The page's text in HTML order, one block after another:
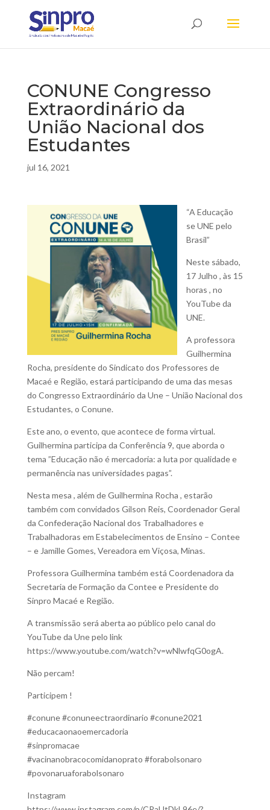
CONUNE Congresso
Extraordinário da
União Nacional dos
Estudantes
jul 16, 2021
“A Educação
se UNE pelo
Brasil”
Neste sábado,
17 Julho , às 15
horas , no
YouTube da
UNE.
A professora
Guilhermina
Rocha, presidente do Sindicato dos Professores de
Macaé e Região, estará participando de uma das mesas
do Congresso Extraordinário da Une – União Nacional dos
Estudantes, o Conune.
Este ano, o evento, que acontece de forma virtual.
Guilhermina participa da Conferência 9, que aborda o
tema ”Educação não é mercadoria: a luta por qualidade e
permanência nas universidades pagas”.
Nesta mesa , além de Guilhermina Rocha , estarão
também com convidados Gilson Reis, Coordenador Geral
da Confederação Nacional dos Trabalhadores e
Trabalhadoras em Estabelecimentos de Ensino – Contee
– e Jamille Gomes, Vereadora em Viçosa, Minas.
Professora Guilhermina também está Coordenadora da
Secretaria de Formação da Contee e Presidente do
Sinpro Macaé e Região.
A transmissão será aberta ao público pelo canal do
YouTube da Une pelo link
https://www.youtube.com/watch?v=wNlwfqG0ogA.
Não percam!
Participem !
#conune #conuneectraordinario #conune2021
#educacaonaoemercadoria
#sinpromacae
#vacinanobracocomidanoprato #forabolsonaro
#povonaruaforabolsonaro
Instagram